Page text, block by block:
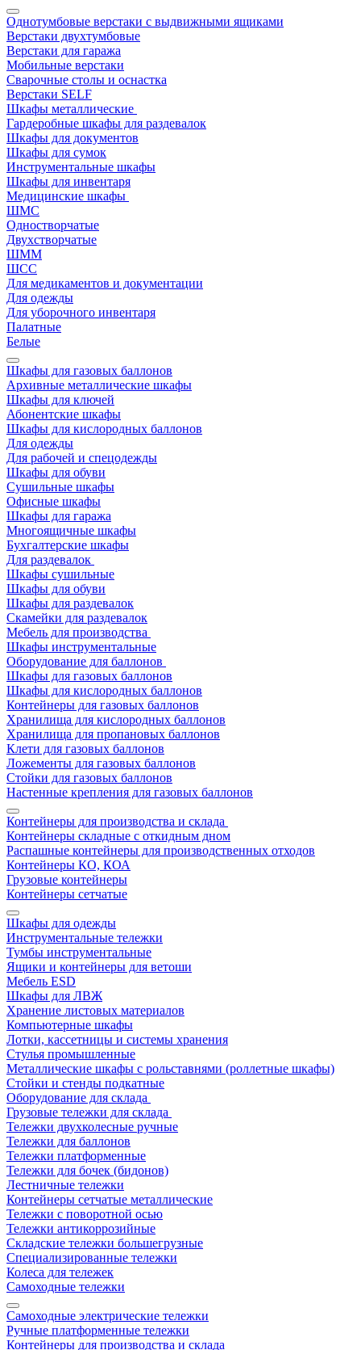
Однотумбовые верстаки с выдвижными ящиками
Верстаки двухтумбовые
Верстаки для гаража
Мобильные верстаки
Сварочные столы и оснастка
Верстаки SELF
Шкафы металлические
Гардеробные шкафы для раздевалок
Шкафы для документов
Шкафы для сумок
Инструментальные шкафы
Шкафы для инвентаря
Медицинские шкафы
ШМС
Одностворчатые
Двухстворчатые
ШММ
ШСС
Для медикаментов и документации
Для одежды
Для уборочного инвентаря
Палатные
Белые
Шкафы для газовых баллонов
Архивные металлические шкафы
Шкафы для ключей
Абонентские шкафы
Шкафы для кислородных баллонов
Для одежды
Для рабочей и спецодежды
Шкафы для обуви
Сушильные шкафы
Офисные шкафы
Шкафы для гаража
Многоящичные шкафы
Бухгалтерские шкафы
Для раздевалок
Шкафы сушильные
Шкафы для обуви
Шкафы для раздевалок
Скамейки для раздевалок
Мебель для производства
Шкафы инструментальные
Оборудование для баллонов
Шкафы для газовых баллонов
Шкафы для кислородных баллонов
Контейнеры для газовых баллонов
Хранилища для кислородных баллонов
Хранилища для пропановых баллонов
Клети для газовых баллонов
Ложементы для газовых баллонов
Стойки для газовых баллонов
Настенные крепления для газовых баллонов
Контейнеры для производства и склада
Контейнеры складные с откидным дном
Распашные контейнеры для производственных отходов
Контейнеры КО, КОА
Грузовые контейнеры
Контейнеры сетчатые
Шкафы для одежды
Инструментальные тележки
Тумбы инструментальные
Ящики и контейнеры для ветоши
Мебель ESD
Шкафы для ЛВЖ
Хранение листовых материалов
Компьютерные шкафы
Лотки, кассетницы и системы хранения
Стулья промышленные
Металлические шкафы с рольставнями (роллетные шкафы)
Стойки и стенды подкатные
Оборудование для склада
Грузовые тележки для склада
Тележки двухколесные ручные
Тележки для баллонов
Тележки платформенные
Тележки для бочек (бидонов)
Лестничные тележки
Контейнеры сетчатые металлические
Тележки с поворотной осью
Тележки антикоррозийные
Складские тележки большегрузные
Специализированные тележки
Колеса для тележек
Самоходные тележки
Самоходные электрические тележки
Ручные платформенные тележки
Контейнеры для производства и склада